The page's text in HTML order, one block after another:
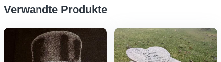
Verwandte Produkte